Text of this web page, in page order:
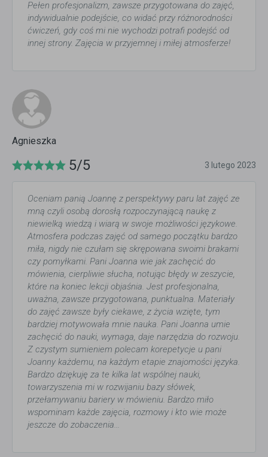
Pełen profesjonalizm, zawsze przygotowana do zajęć,
indywidualnie podejście, co widać przy różnorodności
ćwiczeń, gdy coś mi nie wychodzi potrafi podejść od
innej strony. Zajęcia w przyjemnej i miłej atmosferze!
Agnieszka
5/5 3 lutego 2023
Oceniam panią Joannę z perspektywy paru lat zajęć ze
mną czyli osobą dorosłą rozpoczynającą naukę z
niewielką wiedzą i wiarą w swoje możliwości językowe.
Atmosfera podczas zajęć od samego początku bardzo
miła, nigdy nie czułam się skrępowana swoimi brakami
czy pomyłkami. Pani Joanna wie jak zachęcić do
mówienia, cierpliwie słucha, notując błędy w zeszycie,
które na koniec lekcji objaśnia. Jest profesjonalna,
uważna, zawsze przygotowana, punktualna. Materiały
do zajęć zawsze były ciekawe, z życia wzięte, tym
bardziej motywowała mnie nauka. Pani Joanna umie
zachęcić do nauki, wymaga, daje narzędzia do rozwoju.
Z czystym sumieniem polecam korepetycje u pani
Joanny każdemu, na każdym etapie znajomości języka.
Bardzo dziękuję za te kilka lat wspólnej nauki,
towarzyszenia mi w rozwijaniu bazy słówek,
przełamywaniu bariery w mówieniu. Bardzo miło
wspominam każde zajęcia, rozmowy i kto wie może
jeszcze do zobaczenia...